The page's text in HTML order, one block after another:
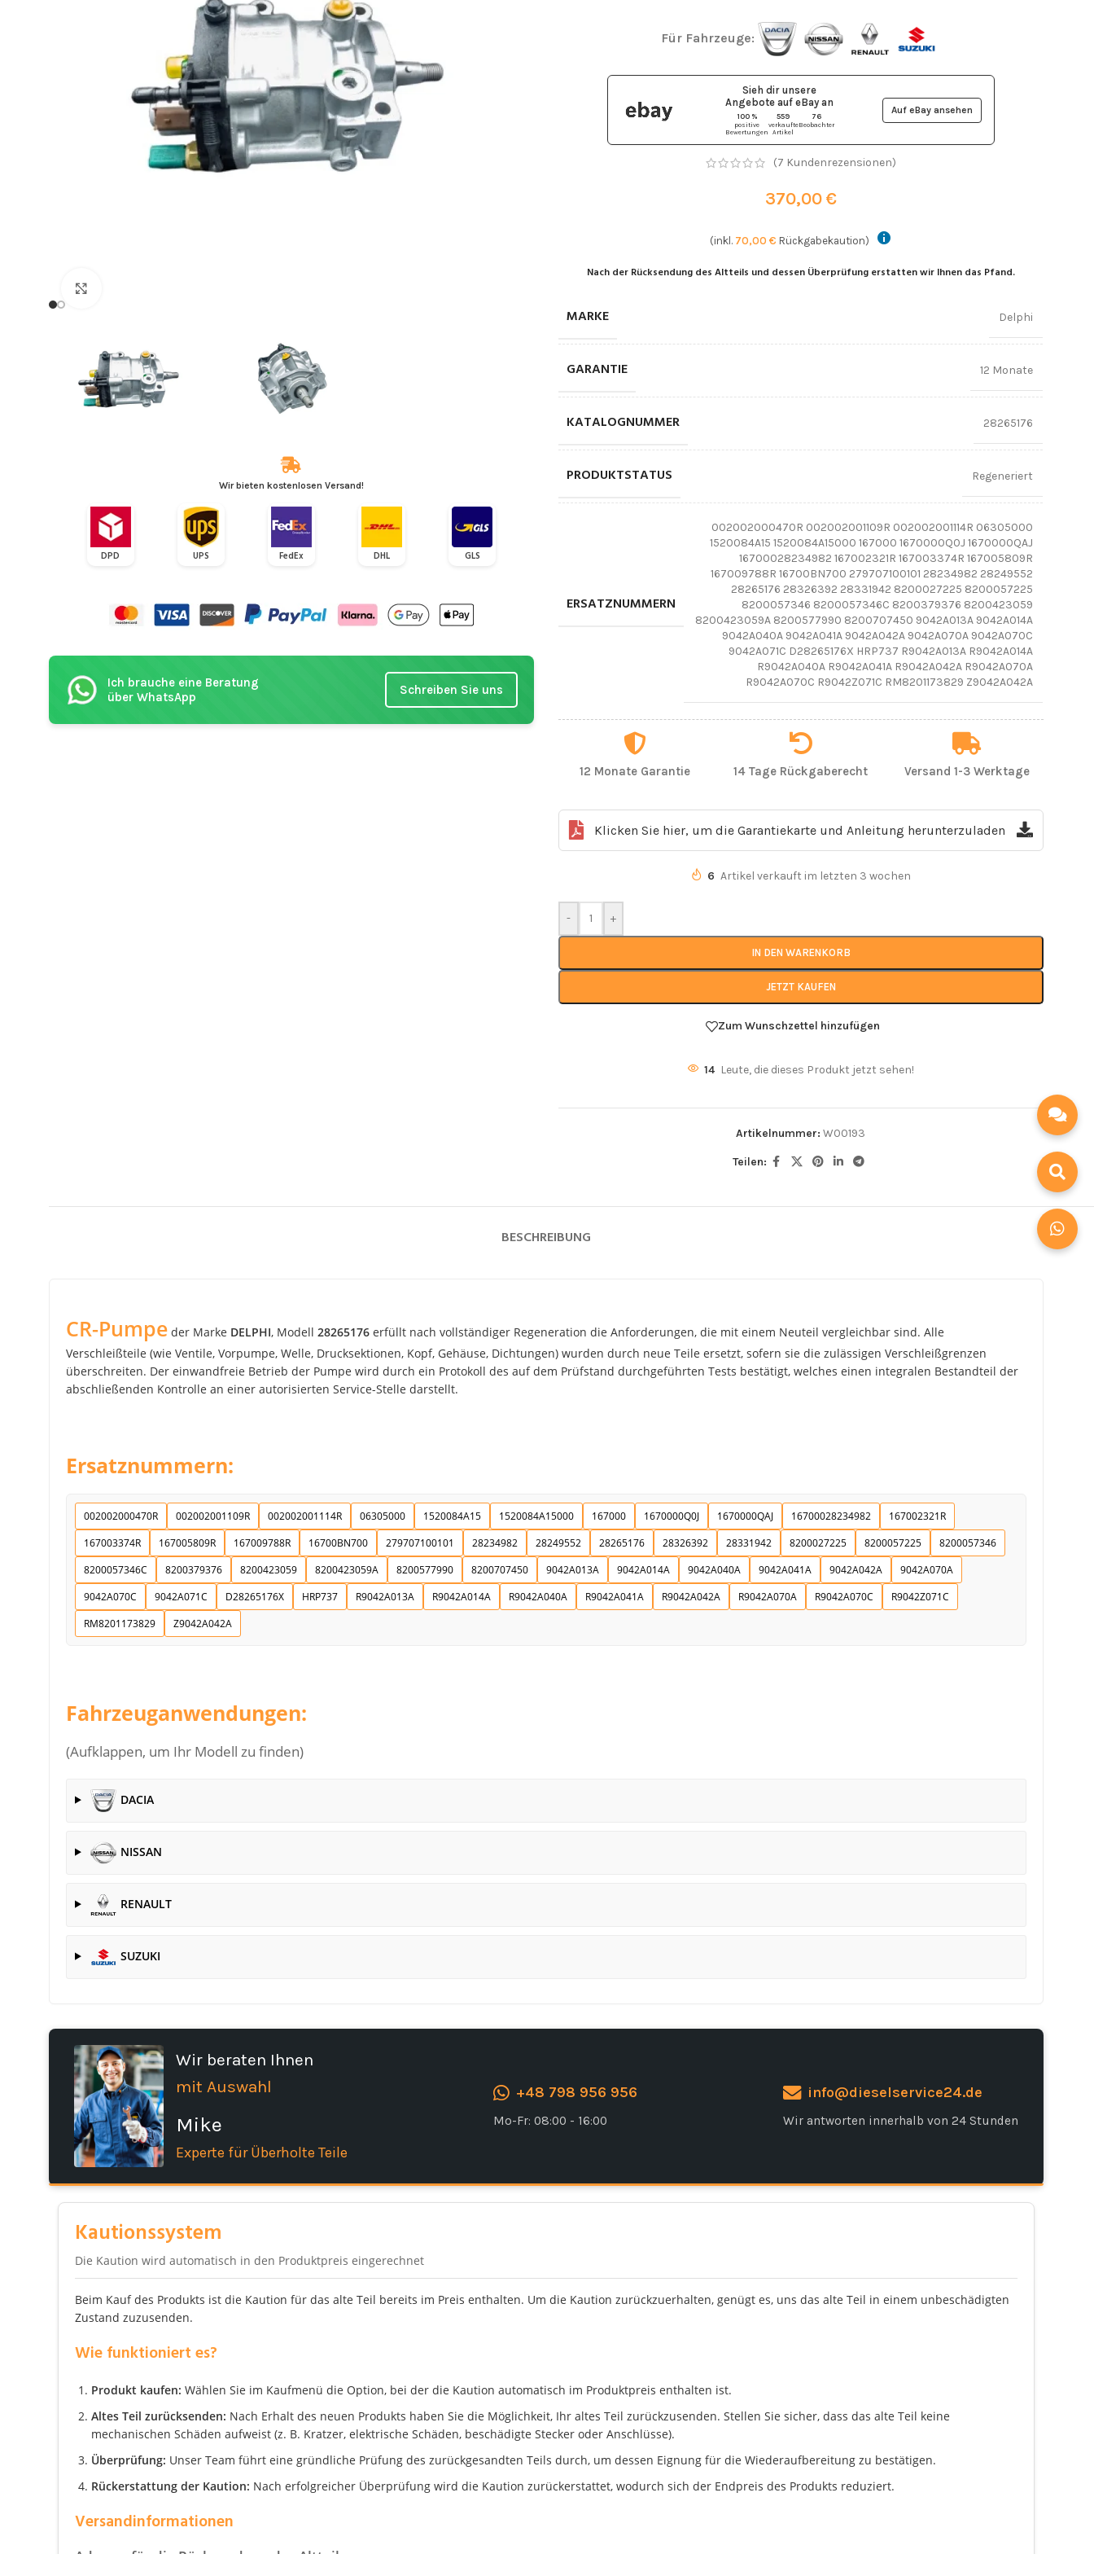
Wir bieten kostenlosen Versand!
DPD UPS FedEx DHL GLS
Ich brauche eine Beratung
über WhatsApp
Schreiben Sie uns
Für Fahrzeuge:
Sieh dir unsere
Angebote auf eBay an
100 %
positive
Bewertungen
559
verkaufte
Artikel
76
Beobachter
Auf eBay ansehen
(7 Kundenrezensionen)
370,00 €
(inkl. 70,00 € Rückgabekaution)
Nach der Rücksendung des Altteils und dessen Überprüfung erstatten wir Ihnen das Pfand.
MARKE Delphi
GARANTIE 12 Monate
KATALOGNUMMER 28265176
PRODUKTSTATUS Regeneriert
ERSATZNUMMERN
002002000470R 002002001109R 002002001114R 06305000
1520084A15 1520084A15000 167000 1670000Q0J 1670000QAJ
16700028234982 167002321R 167003374R 167005809R
167009788R 16700BN700 279707100101 28234982 28249552
28265176 28326392 28331942 8200027225 8200057225
8200057346 8200057346C 8200379376 8200423059
8200423059A 8200577990 8200707450 9042A013A 9042A014A
9042A040A 9042A041A 9042A042A 9042A070A 9042A070C
9042A071C D28265176X HRP737 R9042A013A R9042A014A
R9042A040A R9042A041A R9042A042A R9042A070A
R9042A070C R9042Z071C RM8201173829 Z9042A042A
12 Monate Garantie 14 Tage Rückgaberecht Versand 1-3 Werktage
Klicken Sie hier, um die Garantiekarte und Anleitung herunterzuladen
6 Artikel verkauft im letzten 3 wochen
- +
IN DEN WARENKORB
JETZT KAUFEN
Zum Wunschzettel hinzufügen
14 Leute, die dieses Produkt jetzt sehen!
Artikelnummer:W00193
Teilen:
BESCHREIBUNG
CR-Pumpe der Marke DELPHI, Modell 28265176 erfüllt nach vollständiger Regeneration die Anforderungen, die mit einem Neuteil vergleichbar sind. Alle
Verschleißteile (wie Ventile, Vorpumpe, Welle, Drucksektionen, Kopf, Gehäuse, Dichtungen) wurden durch neue Teile ersetzt, sofern sie die zulässigen Verschleißgrenzen
überschreiten. Der einwandfreie Betrieb der Pumpe wird durch ein Protokoll des auf dem Prüfstand durchgeführten Tests bestätigt, welches einen integralen Bestandteil der
abschließenden Kontrolle an einer autorisierten Service-Stelle darstellt.
Ersatznummern:
002002000470R 002002001109R 002002001114R 06305000 1520084A15 1520084A15000 167000 1670000Q0J 1670000QAJ 16700028234982
167002321R
167003374R
167005809R 167009788R 16700BN700 279707100101 28234982 28249552 28265176 28326392 28331942 8200027225 8200057225
8200057346
8200057346C
8200379376 8200423059 8200423059A 8200577990 8200707450 9042A013A 9042A014A 9042A040A 9042A041A 9042A042A
9042A070A
9042A070C
9042A071C D28265176X HRP737 R9042A013A R9042A014A R9042A040A R9042A041A R9042A042A R9042A070A R9042A070C
R9042Z071C
RM8201173829
Z9042A042A
Fahrzeuganwendungen:
(Aufklappen, um Ihr Modell zu finden)
DACIA
NISSAN
RENAULT
SUZUKI
Wir beraten Ihnen
mit Auswahl
Mike
Experte für Überholte Teile
+48 798 956 956
Mo-Fr: 08:00 - 16:00
info@dieselservice24.de
Wir antworten innerhalb von 24 Stunden
Kautionssystem
Die Kaution wird automatisch in den Produktpreis eingerechnet
Beim Kauf des Produkts ist die Kaution für das alte Teil bereits im Preis enthalten. Um die Kaution zurückzuerhalten, genügt es, uns das alte Teil in einem unbeschädigten
Zustand zuzusenden.
Wie funktioniert es?
Produkt kaufen: Wählen Sie im Kaufmenü die Option, bei der die Kaution automatisch im Produktpreis enthalten ist.
Altes Teil zurücksenden: Nach Erhalt des neuen Produkts haben Sie die Möglichkeit, Ihr altes Teil zurückzusenden. Stellen Sie sicher, dass das alte Teil keine
mechanischen Schäden aufweist (z. B. Kratzer, elektrische Schäden, beschädigte Stecker oder Anschlüsse).
Überprüfung: Unser Team führt eine gründliche Prüfung des zurückgesandten Teils durch, um dessen Eignung für die Wiederaufbereitung zu bestätigen.
Rückerstattung der Kaution: Nach erfolgreicher Überprüfung wird die Kaution zurückerstattet, wodurch sich der Endpreis des Produkts reduziert.
Versandinformationen
Ich stimme der DSGVO zu